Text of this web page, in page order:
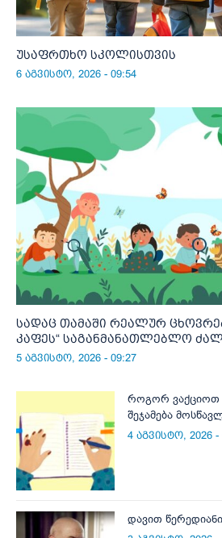
უსაფრთხო სკოლისთვის
6 აგვისტო, 2026 - 09:54
სადაც თამაში რეალურ
კაფეს“ საგანმანათლებლო
5 აგვისტო, 2026 - 09:27
როგორ ვაქციოთ
შეჯამება
4 აგვისტო, 2026 -
დავით